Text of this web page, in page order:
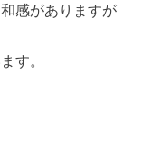
感がありますが
す。